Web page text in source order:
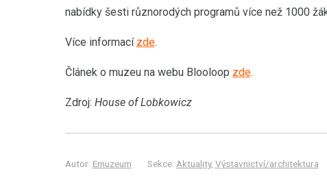
nabídky šesti různorodých programů více než 1000
Více informací zde.
Článek o muzeu na webu Blooloop zde.
Zdroj: House of Lobkowicz
Autor: Emuzeum Sekce: Aktuality, Výstavnictví/architektura